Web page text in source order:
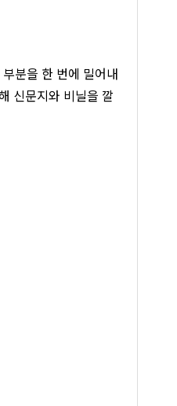
분을 한 번에 밀어내
신문지와 비닐을 깔